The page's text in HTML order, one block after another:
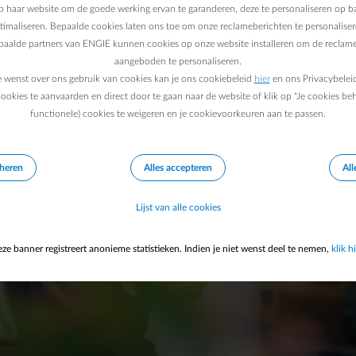
zin zonder
het meeste uit de
nodig om er het meeste uit te halen?
gasprijzen groot blijft, stellen veel mensen
buitenlucht en zet die om in warmte voor
die je verbruikt, levert de warmtepomp
blijft dekost per geproduceerde kWh
haar website om de goede werking ervan te garanderen, deze te personaliseren op
Bepaalde cookies laten ons toe om onze reclameberichten te
partners van ENGIE kunnen cookies op onze website installeren om de
aangeboden te personaliseren.
over ons gebruik van cookies kan je ons cookiebeleid hieren ons
te aanvaarden en direct door te gaan naar de website of klik op "Je cookies
functionele) cookies te weigeren en je cookievoorkeuren aan te passen.
Alles accepteren
Lijst van alle cookies
banner registreert anonieme statistieken. Indien je niet wenst deel te nemen, klik